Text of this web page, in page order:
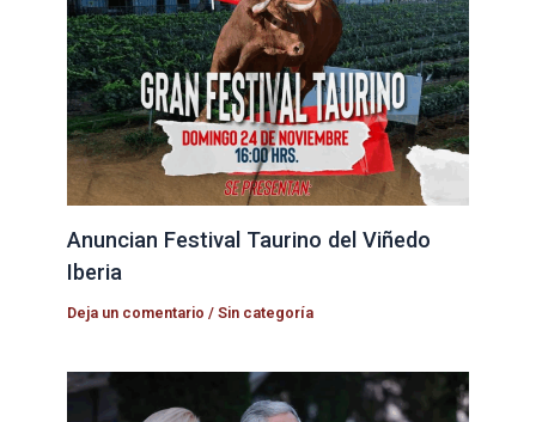
Anuncian Festival Taurino del Viñedo
Iberia
Deja un comentario /Sin categoría